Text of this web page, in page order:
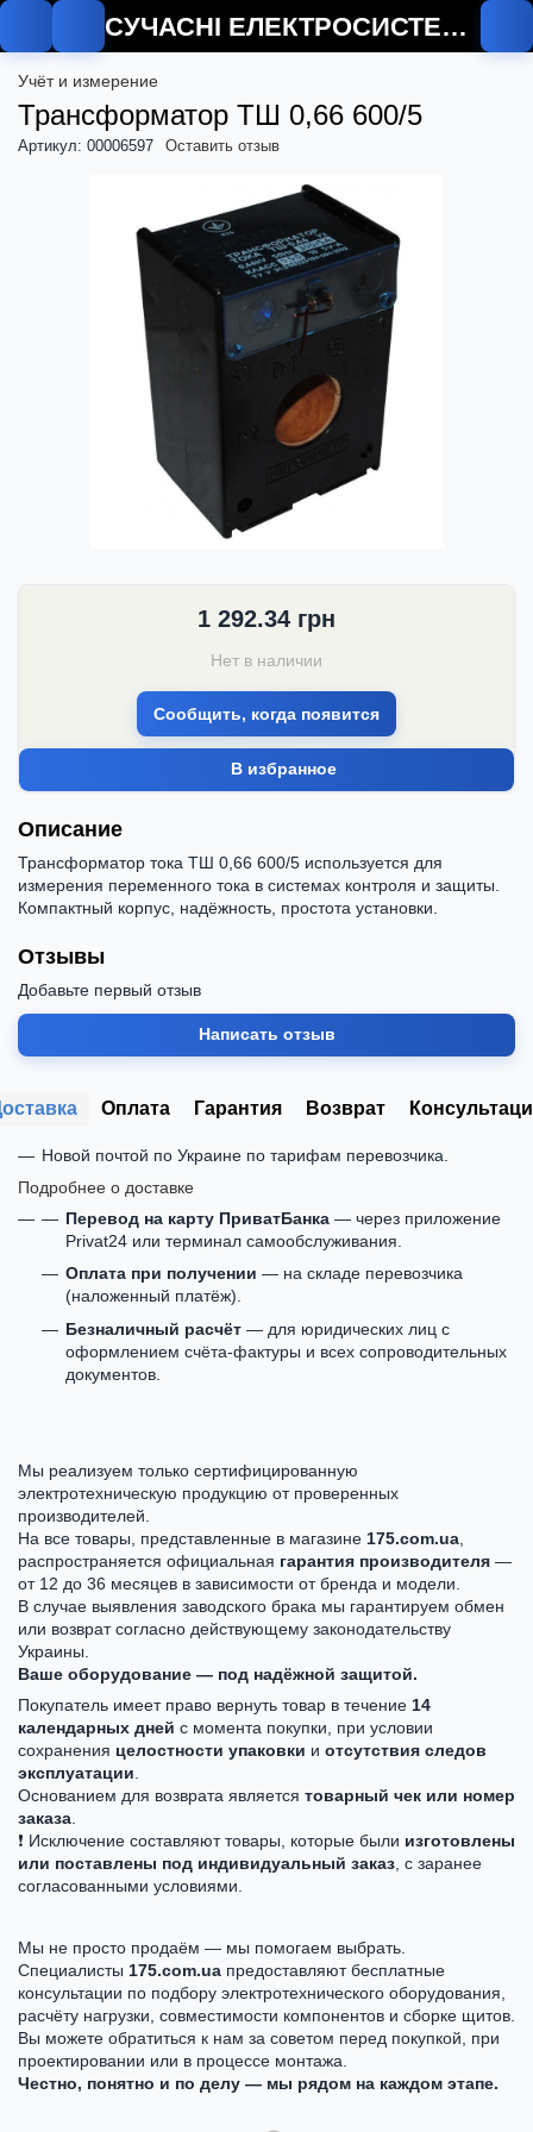
СУЧАСНІ ЕЛЕКТРОСИСТЕМИ
Учёт и измерение
Трансформатор ТШ 0,66 600/5
Артикул: 00006597 Оставить отзыв
1 292.34 грн
Нет в наличии
Сообщить, когда появится
В избранное
Описание
Трансформатор тока ТШ 0,66 600/5 используется для
измерения переменного тока в системах контроля и защиты.
Компактный корпус, надёжность, простота установки.
Отзывы
Добавьте первый отзыв
Написать отзыв
Оплата Гарантия Возврат
Новой почтой по Украине по тарифам перевозчика.
Подробнее о доставке
Перевод на карту ПриватБанка — через приложение
Privat24 или терминал самообслуживания.
Оплата при получении — на складе перевозчика
(наложенный платёж).
Безналичный расчёт — для юридических лиц с
оформлением счёта-фактуры и всех сопроводительных
документов.
Мы реализуем только сертифицированную
электротехническую продукцию от проверенных
производителей.
На все товары, представленные в магазине 175.com.ua
распространяется официальная гарантия производителя —
от 12 до 36 месяцев в зависимости от бренда и модели.
В случае выявления заводского брака мы гарантируем обмен
или возврат согласно действующему законодательству
Украины.
Ваше оборудование — под надёжной защитой.
Покупатель имеет право вернуть товар в течение 14
календарных дней с момента покупки, при условии
сохранения целостности упаковки и отсутствия следов
эксплуатации
Основанием для возврата является товарный чек или номер
заказа
❗ Исключение составляют товары, которые были изготовлены
или поставлены под индивидуальный заказ , с заранее
согласованными условиями.
Мы не просто продаём — мы помогаем выбрать.
Специалисты 175.com.ua предоставляют бесплатные
консультации по подбору электротехнического оборудования,
расчёту нагрузки, совместимости компонентов и сборке щитов.
Вы можете обратиться к нам за советом перед покупкой, при
проектировании или в процессе монтажа.
Честно, понятно и по делу — мы рядом на каждом этапе.